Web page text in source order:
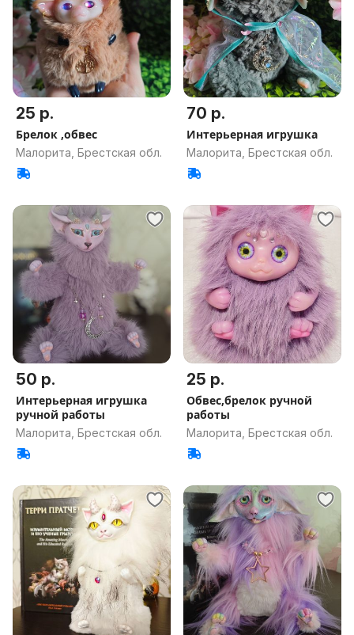
25 р.
Брелок ,обвес
Малорита, Брестская обл.
70 р.
Интерьерная игрушка
Малорита, Брестская обл.
50 р.
Интерьерная игрушка
ручной работы
Малорита, Брестская обл.
25 р.
Обвес,брелок ручной
работы
Малорита, Брестская обл.